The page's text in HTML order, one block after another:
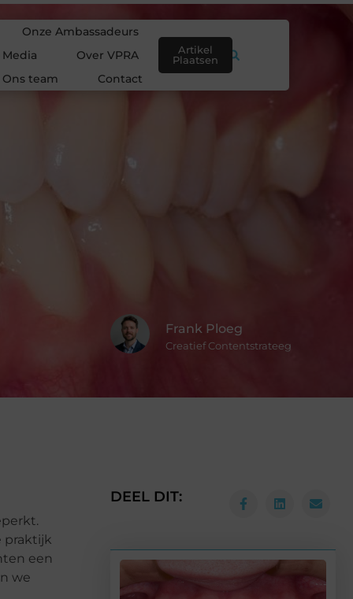
Onze Ambassadeurs
Over VPRA
Ons team
Contact
Artikel
Plaatsen
Frank Ploeg
Creatief Contentstrateeg
praktijk
een
we
DEEL DIT: